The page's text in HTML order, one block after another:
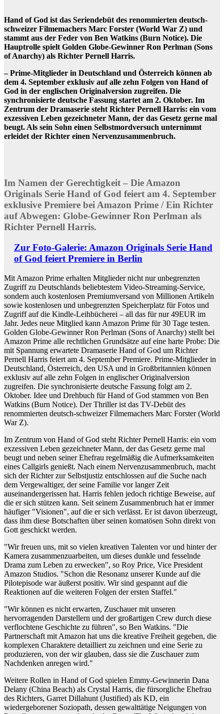
Hand of God ist das Seriendebüt des renommierten deutsch-
schweizer Filmemachers Marc Forster (World War Z) und
stammt aus der Feder von Ben Watkins (Burn Notice). Die
Hauptrolle spielt Golden Globe-Gewinner Ron Perlman (Sons
of Anarchy) als Richter Pernell Harris.
– Prime-Mitglieder in Deutschland und Österreich können ab
dem 4. September exklusiv auf alle zehn Folgen von Hand of
God in der englischen Originalversion zugreifen. Die
synchronisierte deutsche Fassung startet am 2. Oktober. Im
Zentrum der Dramaserie steht Richter Pernell Harris: ein vom
exzessiven Leben gezeichneter Mann, der das Gesetz gerne mal
beugt. Als sein Sohn einen Selbstmordversuch unternimmt
erleidet der Richter einen Nervenzusammenbruch.
Im Namen der Gerechtigkeit – Die Amazon
Originals Serie Hand of God feiert am 4. September
exklusive Premiere bei Amazon Prime / Ein Richter
auf Abwegen: Globe-Gewinner Ron Perlman als
Richter Pernell Harris.
Zur Foto-Galerie: Amazon Originals Serie Hand
of God feiert Premiere in Berlin
Mit Amazon Prime erhalten Mitglieder nicht nur unbegrenzten
Zugriff zu Deutschlands beliebtestem Video-Streaming-Service,
sondern auch kostenlosen Premiumversand von Millionen Artikeln
sowie kostenlosen und unbegrenzten Speicherplatz für Fotos und
Zugriff auf die Kindle-Leihbücherei – all das für nur 49EUR im
Jahr. Jedes neue Mitglied kann Amazon Prime für 30 Tage testen.
Golden Globe-Gewinner Ron Perlman (Sons of Anarchy) stellt bei
Amazon Prime alle rechtlichen Grundsätze auf eine harte Probe: Die
mit Spannung erwartete Dramaserie Hand of God um Richter
Pernell Harris feiert am 4. September Premiere. Prime-Mitglieder in
Deutschland, Österreich, den USA und in Großbritannien können
exklusiv auf alle zehn Folgen in englischer Originalversion
zugreifen. Die synchronisierte deutsche Fassung folgt am 2.
Oktober. Idee und Drehbuch für Hand of God stammen von Ben
Watkins (Burn Notice). Der Thriller ist das TV-Debüt des
renommierten deutsch-schweizer Filmemachers Marc Forster (World
War Z).
Im Zentrum von Hand of God steht Richter Pernell Harris: ein vom
exzessiven Leben gezeichneter Mann, der das Gesetz gerne mal
beugt und neben seiner Ehefrau regelmäßig die Aufmerksamkeiten
eines Callgirls genießt. Nach einem Nervenzusammenbruch, macht
sich der Richter zur Selbstjustiz entschlossen auf die Suche nach
dem Vergewaltiger, der seine Familie vor langer Zeit
auseinandergerissen hat. Harris fehlen jedoch richtige Beweise, auf
die er sich stützen kann. Seit seinem Zusammenbruch hat er immer
häufiger "Visionen", auf die er sich verlässt. Er ist davon überzeugt,
dass ihm diese Botschaften über seinen komatösen Sohn direkt von
Gott geschickt werden.
"Wir freuen uns, mit so vielen kreativen Talenten vor und hinter der
Kamera zusammenzuarbeiten, um dieses dunkle und fesselnde
Drama zum Leben zu erwecken", so Roy Price, Vice President
Amazon Studios. "Schon die Resonanz unserer Kunde auf die
Pilotepisode war äußerst positiv. Wir sind gespannt auf die
Reaktionen auf die weiteren Folgen der ersten Staffel."
"Wir können es nicht erwarten, Zuschauer mit unseren
hervorragenden Darstellern und der großartigen Crew durch diese
verflochtene Geschichte zu führen", so Ben Watkins. "Die
Partnerschaft mit Amazon hat uns die kreative Freiheit gegeben, die
komplexen Charaktere detailliert zu zeichnen und eine Serie zu
produzieren, von der wir glauben, dass sie die Zuschauer zum
Nachdenken anregen wird."
Weitere Rollen in Hand of God spielen Emmy-Gewinnerin Dana
Delany (China Beach) als Crystal Harris, die fürsorgliche Ehefrau
des Richters, Garret Dillahunt (Justified) als KD, ein
wiedergeborener Soziopath, dessen gewalttätige Neigungen von